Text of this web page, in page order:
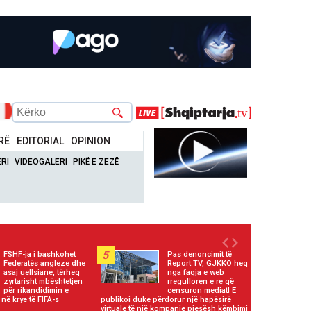
EDITORIAL OPINION
VIDEOGALERI PIKË E ZEZË
FSHF-ja i bashkohet
Federatës angleze dhe
asaj uellsiane, tërheq
zyrtarisht mbështetjen
për rikandidimin e
krye të FIFA-s
5
Pas denoncimit të
Report TV, GJKKO heq
nga faqja e web
rregulloren e re që
censuron mediat! E
publikoi duke përdorur një hapësirë
virtuale të një kompanie pjesësh këmbimi